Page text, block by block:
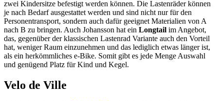
zwei Kindersitze befestigt werden können. Die Lastenräder können
je nach Bedarf ausgestattet werden und sind nicht nur für den
Personentransport, sondern auch dafür geeignet Materialien von A
nach B zu bringen. Auch Johansson hat ein Longtail im Angebot,
das, gegenüber der klassischen Lastenrad Variante auch den Vorteil
hat, weniger Raum einzunehmen und das lediglich etwas länger ist,
als ein herkömmliches e-Bike. Somit gibt es jede Menge Auswahl
und genügend Platz für Kind und Kegel.
Velo de Ville